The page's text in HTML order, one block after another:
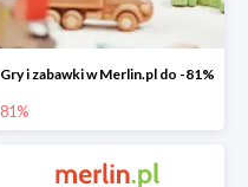
Gry i zabawki w Merlin.pl do -81%
81%